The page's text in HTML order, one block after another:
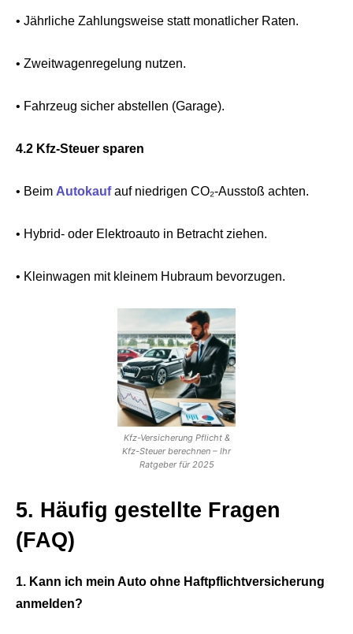
• Jährliche Zahlungsweise statt monatlicher Raten.
• Zweitwagenregelung nutzen.
• Fahrzeug sicher abstellen (Garage).
4.2 Kfz-Steuer sparen
• Beim Autokaufauf niedrigen CO₂-Ausstoß achten.
• Hybrid- oder Elektroauto in Betracht ziehen.
• Kleinwagen mit kleinem Hubraum bevorzugen.
Kfz-Versicherung Pflicht &
Kfz-Steuer berechnen – Ihr
Ratgeber für 2025
5. Häufig gestellte Fragen
(FAQ)
1. Kann ich mein Auto ohne Haftpflichtversicherung
anmelden?